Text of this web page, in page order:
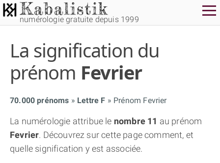
numérologie gratuite depuis 1999
La signification du
prénom Fevrier
70.000 prénoms Lettre F Prénom Fevrier
La numérologie attribue le nombre 11 au prénom
Fevrier. Découvrez sur cette page comment, et
quelle signification y est associée.
THÈME GRATUIT
THÈME NUMÉROLOGIQUE APPROFONDI